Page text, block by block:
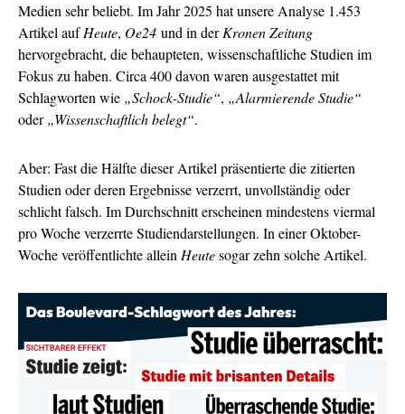
Medien sehr beliebt. Im Jahr 2025 hat unsere Analyse 1.453
Artikel aufHeute, Oe24 und in derKronen Zeitung
hervorgebracht, die behaupteten, wissenschaftliche Studien im
Fokus zu haben. Circa 400 davon waren ausgestattet mit
Schlagworten wie „Schock-Studie“, „Alarmierende Studie“
oder„Wissenschaftlich belegt“.
Aber: Fast die Hälfte dieser Artikel präsentierte die zitierten
Studien oder deren Ergebnisse verzerrt, unvollständig oder
schlicht falsch. Im Durchschnitt erscheinen mindestens viermal
pro Woche verzerrte Studiendarstellungen. In einer Oktober-
Woche veröffentlichte allein Heutesogar zehn solche Artikel.